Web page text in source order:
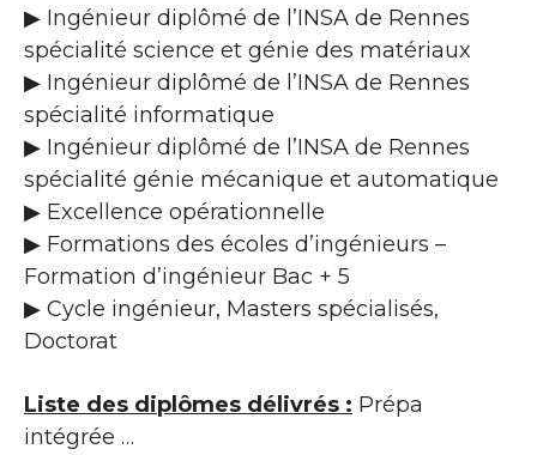
▶ Ingénieur diplômé de l’INSA de Rennes
spécialité science et génie des matériaux
▶ Ingénieur diplômé de l’INSA de Rennes
spécialité informatique
▶ Ingénieur diplômé de l’INSA de Rennes
spécialité génie mécanique et automatique
▶ Excellence opérationnelle
▶ Formations des écoles d’ingénieurs –
Formation d’ingénieur Bac + 5
▶ Cycle ingénieur, Masters spécialisés,
Doctorat
Liste des diplômes délivrés : Prépa
intégrée …